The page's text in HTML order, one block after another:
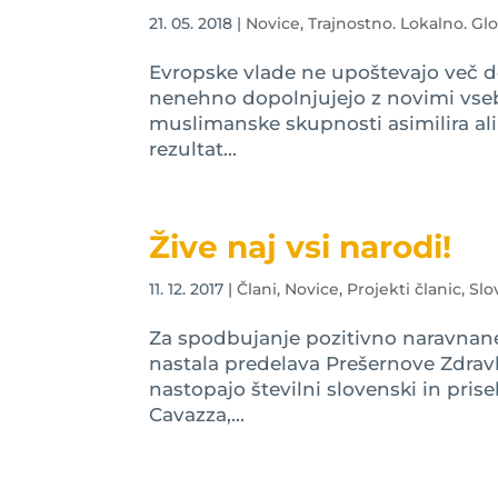
21. 05. 2018 | Novice,Trajnostno. Lokalno.
Evropske vlade ne upoštevajo več
nenehno dopolnjujejo z novimi
muslimanske skupnosti asimilira
rezultat...
Žive naj vsi narodi!
11. 12. 2017 |Člani, Novice, Projekti članic,
Za spodbujanje pozitivno
nastala predelava Prešernove
nastopajo številni slovenski in
Cavazza,...